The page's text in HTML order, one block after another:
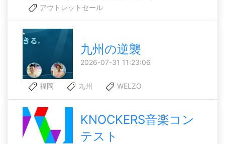
アウトレットセール
九州の逆襲
2026-07-31 11:23:06
福岡 九州 WELZO
KNOCKERS音楽コン
テスト